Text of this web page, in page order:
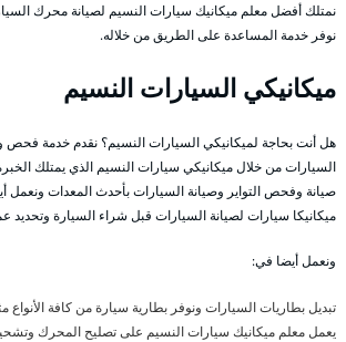
نمتلك أفضل معلم ميكانيك سيارات النسيم لصيانة محرك
نوفر خدمة المساعدة على الطريق من خلاله.
ميكانيكي السيارات النسيم
هل أنت بحاجة لميكانيكي السيارات النسيم؟ نقدم خدمة فحص
السيارات من خلال ميكانيكي سيارات النسيم الذي يمتلك
صيانة وفحص التواير وصيانة السيارات بأحدث المعدات ونعمل
ميكانيكا سيارات لصيانة السيارات قبل شراء السيارة وتحديد
ونعمل أيضا في:
تبديل بطاريات السيارات ونوفر بطارية سيارة من كافة الأنواع
يعمل معلم ميكانيك سيارات النسيم على تصليح المحرك